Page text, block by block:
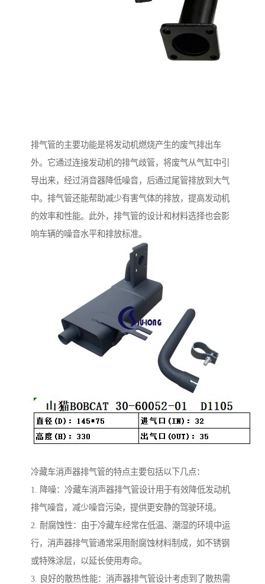
排气管的主要功能是将发动机燃烧产生的废气排出车
外。它通过连接发动机的排气歧管，将废气从气缸中引
导出来，经过消音器降低噪音，后通过尾管排放到大气
中。排气管还能帮助减少有害气体的排放，提高发动机
的效率和性能。此外，排气管的设计和材料选择也会影
响车辆的噪音水平和排放标准。
冷藏车消声器排气管的特点主要包括以下几点：
1. 降噪：冷藏车消声器排气管设计用于有效降低发动机
排气噪音，减少噪音污染，提供更安静的驾驶环境。
2. 耐腐蚀性：由于冷藏车经常在低温、潮湿的环境中运
行，消声器排气管通常采用耐腐蚀材料制成，如不锈钢
或特殊涂层，以延长使用寿命。
3. 良好的散热性能：消声器排气管设计考虑到了散热需